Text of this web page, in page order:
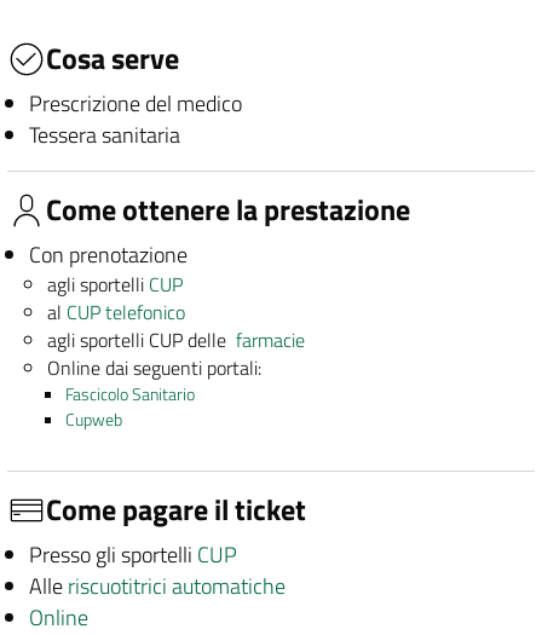
Cosa serve
Prescrizione del medico
Tessera sanitaria
Come ottenere la prestazione
Con prenotazione
agli sportelli CUP
al CUP telefonico
agli sportelli CUP dellefarmacie
Online dai seguenti portali:
Fascicolo Sanitario
Cupweb
Come pagare il ticket
Presso gli sportelli CUP
Alleriscuotitrici automatiche
Online